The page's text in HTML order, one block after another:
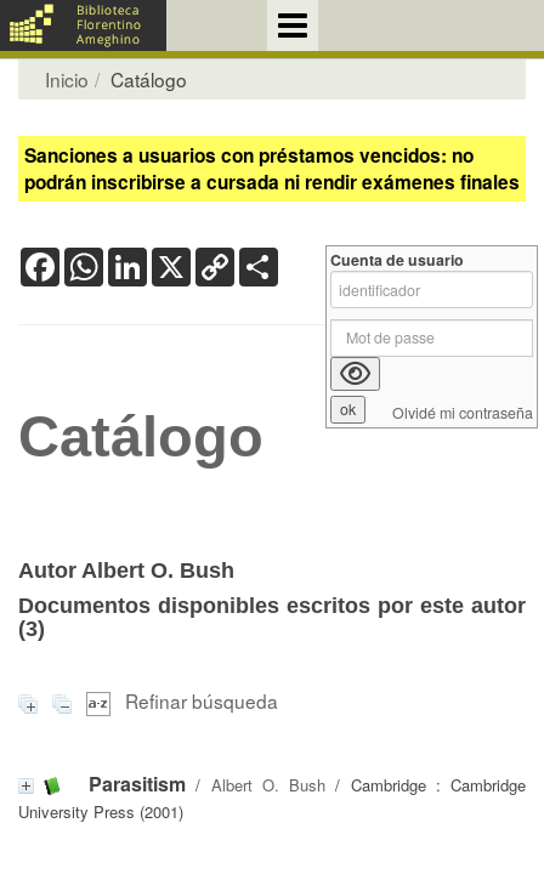
Inicio Catálogo
Sanciones a usuarios con préstamos vencidos: no
podrán inscribirse a cursada ni rendir exámenes finales
FacebookWhatsApp
LinkedIn
X Copy
Link
Catálogo
Autor Albert O. Bush
Documentos disponibles escritos por este autor
(3)
Refinar búsqueda
Parasitism / Albert O. Bush / Cambridge : Cambridge
University Press (2001)
Cuenta de usuario
Olvidé mi contraseña